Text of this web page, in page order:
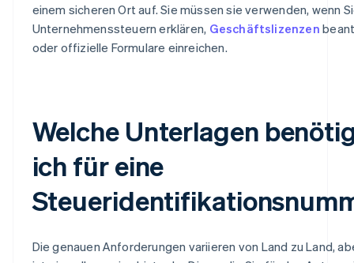
einem sicheren Ort auf. Sie müssen sie verwenden, wenn
Unternehmenssteuern erklären, Geschäftslizenzen
oder offizielle Formulare einreichen.
Welche Unterlagen
ich für eine
Die genauen Anforderungen variieren von Land zu Land,